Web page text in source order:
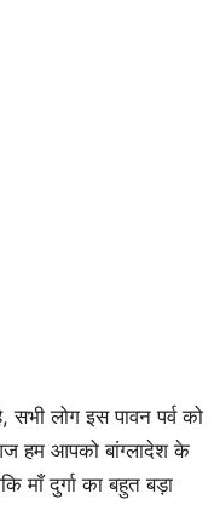
सभी लोग इस पावन पर्व को
हम आपको बांग्लादेश के
माँ दुर्गा का बहुत बड़ा